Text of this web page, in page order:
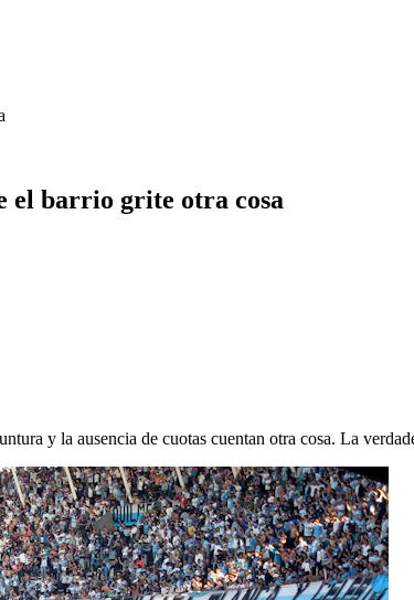
el barrio grite otra cosa
y la ausencia de cuotas cuentan otra cosa. La